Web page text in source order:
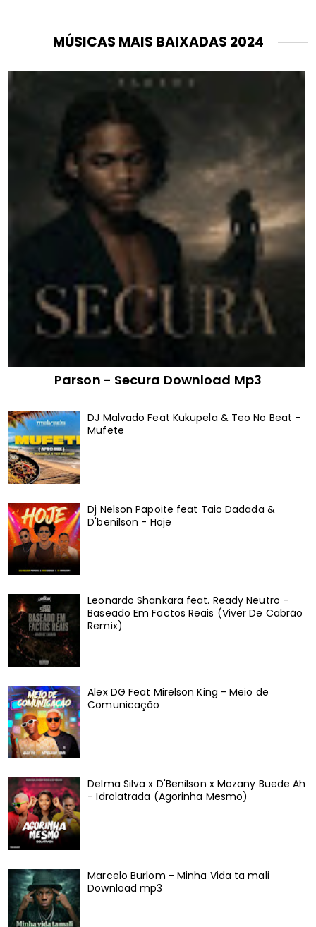
MÚSICAS MAIS BAIXADAS 2024
Parson - Secura Download Mp3
DJ Malvado Feat Kukupela & Teo No Beat -
Mufete
Dj Nelson Papoite feat Taio Dadada &
D'benilson - Hoje
Leonardo Shankara feat. Ready Neutro -
Baseado Em Factos Reais (Viver De Cabrão
Remix)
Alex DG Feat Mirelson King - Meio de
Comunicação
Delma Silva x D'Benilson x Mozany Buede Ah
- Idrolatrada (Agorinha Mesmo)
Marcelo Burlom - Minha Vida ta mali
Download mp3